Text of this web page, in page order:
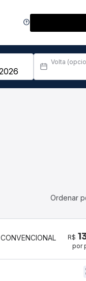
Volta
Ordenar
CONVENCIONAL R$
por